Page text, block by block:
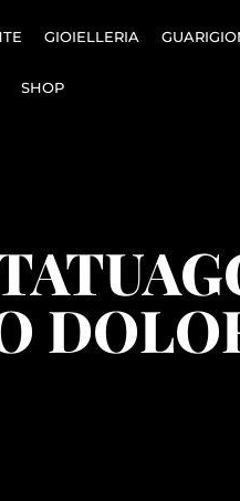
GIOIELLERIA
SHOP